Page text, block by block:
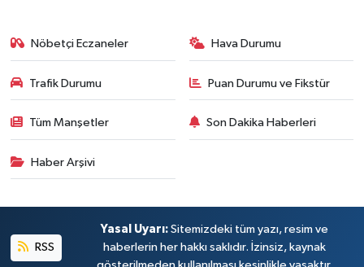
Nöbetçi Eczaneler Hava Durumu
Trafik Durumu Puan Durumu ve Fikstür
Tüm Manşetler Son Dakika Haberleri
Haber Arşivi
RSS
Yasal Uyarı: Sitemizdeki tüm yazı, resim ve
haberlerin her hakkı saklıdır. İzinsiz, kaynak